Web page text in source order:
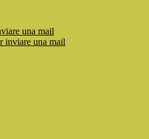
una mail
inviare una mail